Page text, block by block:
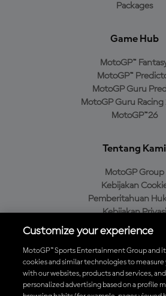
Packages
Game Hub
MotoGP™
MotoGP™
MotoGP Guru
MotoGP Guru Racing
MotoGP™26
Tentang Kami
MotoGP Group
Kebijakan
Pemberitahuan
Kebijakan Privasi
Kebijakan
Unduh Aplikasi Resmi
Customize your experience
MotoGP™ Sports Entertainment Group and
cookies and similar technologies to
with our websites, products and services,
personalized advertising based on a profile